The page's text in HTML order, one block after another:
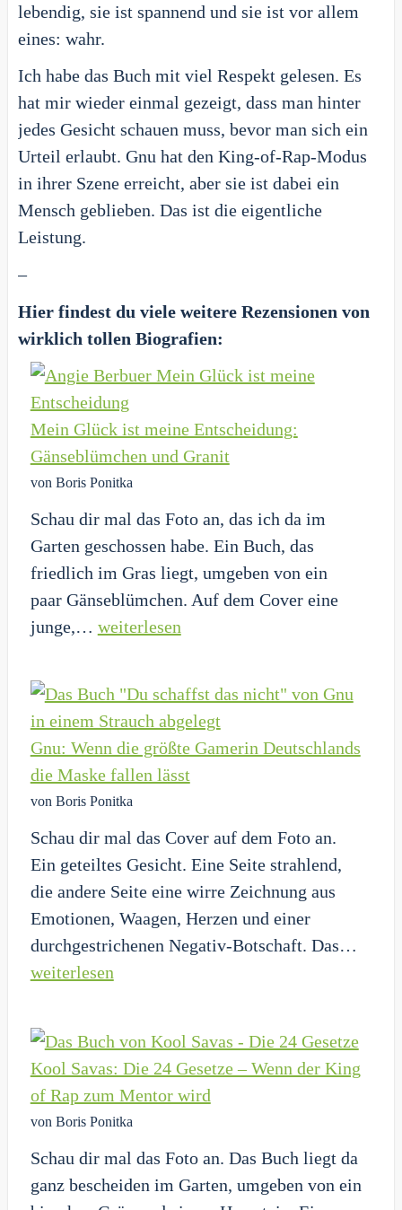
lebendig, sie ist spannend und sie ist vor allem
eines: wahr.
Ich habe das Buch mit viel Respekt gelesen. Es
hat mir wieder einmal gezeigt, dass man hinter
jedes Gesicht schauen muss, bevor man sich ein
Urteil erlaubt. Gnu hat den King-of-Rap-Modus
in ihrer Szene erreicht, aber sie ist dabei ein
Mensch geblieben. Das ist die eigentliche
Leistung.
–
Hier findest du viele weitere Rezensionen von
wirklich tollen Biografien:
Mein Glück ist meine Entscheidung:
Gänseblümchen und Granit
von Boris Ponitka
Schau dir mal das Foto an, das ich da im
Garten geschossen habe. Ein Buch, das
friedlich im Gras liegt, umgeben von ein
paar Gänseblümchen. Auf dem Cover eine
junge,… Mein
meine
Entscheidung:
Gänseblümchen
und
weiterlesen
Gnu: Wenn die größte Gamerin Deutschlands
die Maske fallen lässt
von Boris Ponitka
Schau dir mal das Cover auf dem Foto an.
Ein geteiltes Gesicht. Eine Seite strahlend,
die andere Seite eine wirre Zeichnung aus
Emotionen, Waagen, Herzen und einer
durchgestrichenen Negativ-Botschaft. Das…
lässt
weiterlesen
Kool Savas: Die 24 Gesetze – Wenn der King
of Rap zum Mentor wird
von Boris Ponitka
Schau dir mal das Foto an. Das Buch liegt da
ganz bescheiden im Garten, umgeben von ein